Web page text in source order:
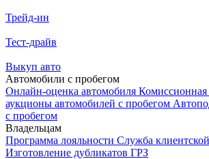
Трейд-ин
Тест-драйв
Выкуп авто
Автомобили с пробегом
Онлайн-оценка автомобиля
аукционы автомобилей с пробегом
с пробегом
Владельцам
Программа лояльности Служба
Изготовление дубликатов ГРЗ